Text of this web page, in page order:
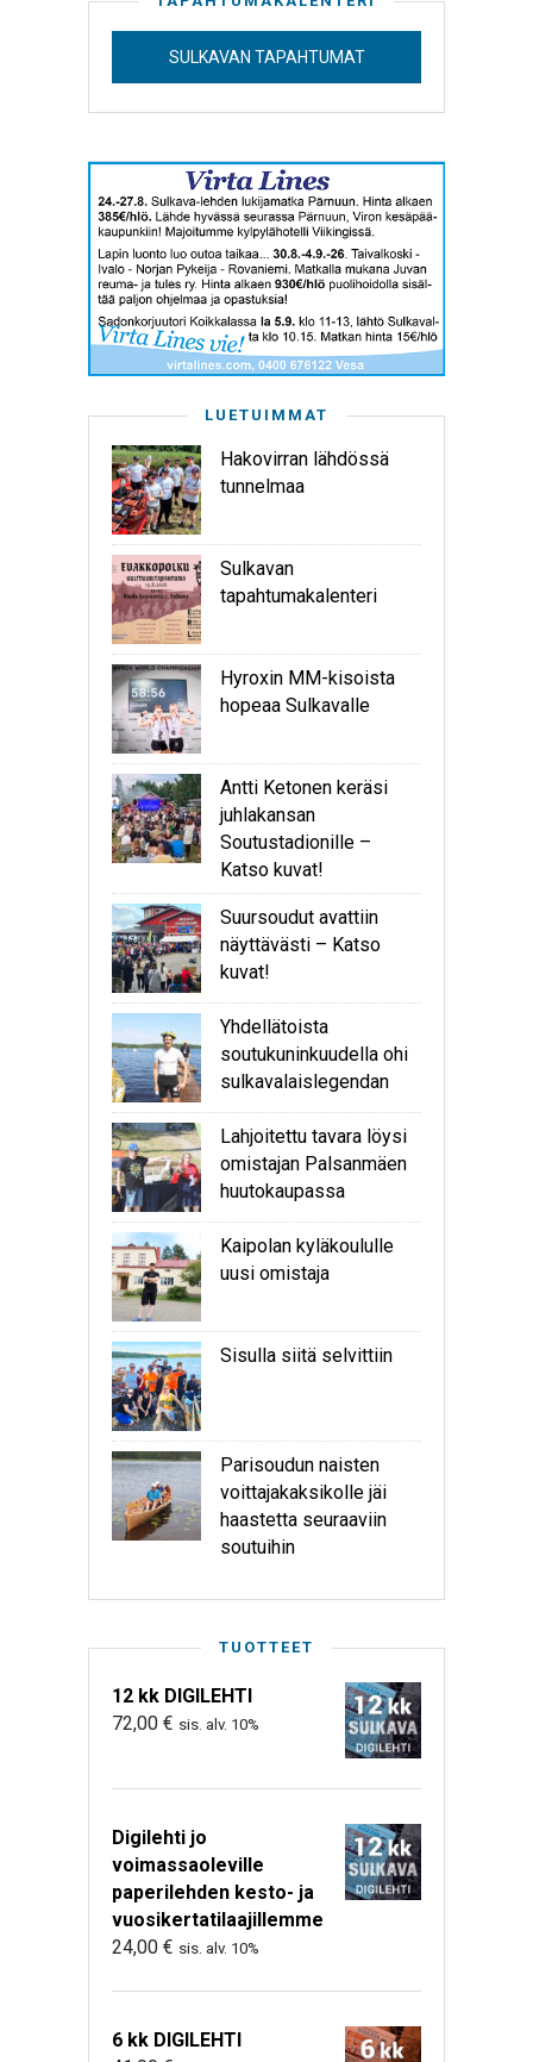
SULKAVAN TAPAHTUMAT
LUETUIMMAT
Hakovirran lähdössä
tunnelmaa
Sulkavan
tapahtumakalenteri
Hyroxin MM-kisoista
hopeaa Sulkavalle
Antti Ketonen keräsi
juhlakansan
Soutustadionille –
Katso kuvat!
Suursoudut avattiin
näyttävästi – Katso
kuvat!
Yhdellätoista
soutukuninkuudella ohi
sulkavalaislegendan
Lahjoitettu tavara löysi
omistajan Palsanmäen
huutokaupassa
Kaipolan kyläkoululle
uusi omistaja
Sisulla siitä selvittiin
Parisoudun naisten
voittajakaksikolle jäi
haastetta seuraaviin
soutuihin
TUOTTEET
12 kk DIGILEHTI
72,00 € sis. alv. 10%
Digilehti jo
voimassaoleville
paperilehden kesto- ja
vuosikertatilaajillemme
24,00 € sis. alv. 10%
6 kk DIGILEHTI